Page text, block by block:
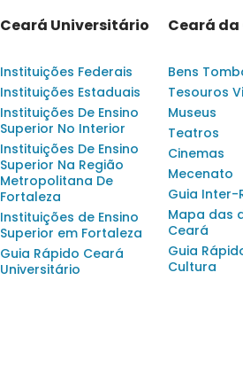
Ceará Universitário
Instituições Federais
Instituições Estaduais
Instituições De Ensino
Superior No Interior
Instituições De Ensino
Superior Na Região
Metropolitana De
Fortaleza
Instituições de Ensino
Superior em Fortaleza
Guia Rápido Ceará
Universitário
Ceará
Bens
Tesouros
Museus
Teatros
Cinemas
Mecenato
Guia Inter-
Mapa das
Ceará
Guia
Cultura